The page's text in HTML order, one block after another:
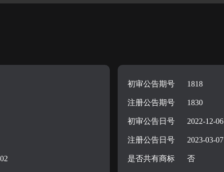
初审公告期号 1818
注册公告期号 1830
初审公告日号 2022-12-06
注册公告日号 2023-03-07
是否共有商标 否